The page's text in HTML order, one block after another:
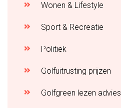
Wonen & Lifestyle
Sport & Recreatie
Politiek
Golfuitrusting prijzen
Golfgreen lezen advies